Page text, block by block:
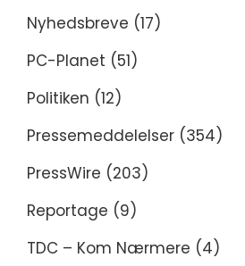
Nyhedsbreve (17)
PC-Planet (51)
Politiken (12)
Pressemeddelelser (354)
PressWire (203)
Reportage (9)
TDC – Kom Nærmere (4)